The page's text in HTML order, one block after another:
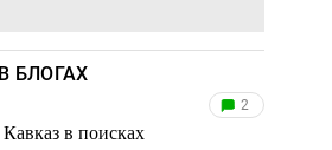
БЛОГАХ
в поисках
2